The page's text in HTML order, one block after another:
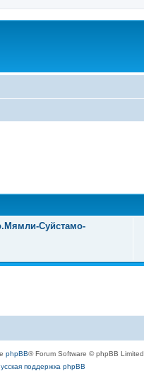
Суйстамо-
phpBB® Forum Software © phpBB Limited
поддержка phpBB